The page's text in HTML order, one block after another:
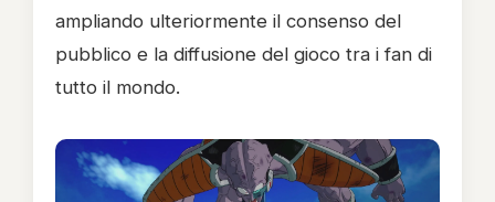
ampliando ulteriormente il consenso del
pubblico e la diffusione del gioco tra i fan di
tutto il mondo.